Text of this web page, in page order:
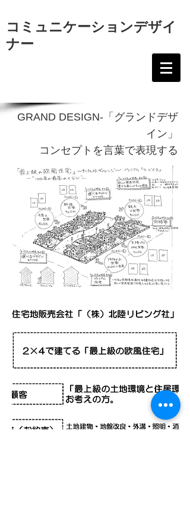
コミュニケーションデザイ
ナー
GRAND DESIGN-「グランドデザ
イン」
コンセプトを言葉で表現する